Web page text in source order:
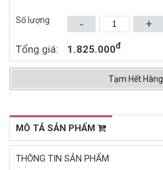
Số lượng +
-
Tổng giá: 1.825.000đ
Tạm Hết Hàng
MÔ TẢ SẢN PHẨM
THÔNG TIN SẢN PHẨM